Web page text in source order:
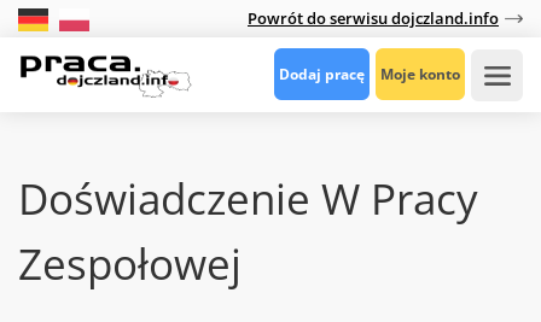
Powrót do serwisu dojczland.info
Dodaj pracę Moje konto
Doświadczenie W Pracy
Zespołowej